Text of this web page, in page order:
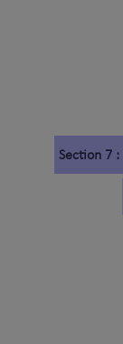
Section 7 :